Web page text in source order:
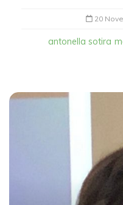
20
antonella sotira